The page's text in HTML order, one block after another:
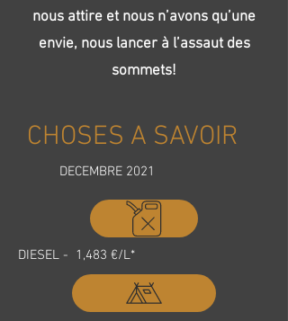
nous attire et nous n’avons qu’une
envie, nous lancer à l’assaut des
sommets!
CHOSES A SAVOIR
DECEMBRE 2021
DIESEL - 1,483 €/L*